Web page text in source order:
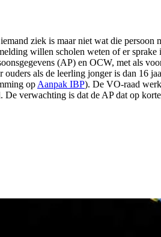
ziek is maar niet wat die
willen scholen weten of er
(AP) en OCW, met als
als de leerling jonger is dan 16
op Aanpak IBP). De VO-raad
De verwachting is dat de AP dat op